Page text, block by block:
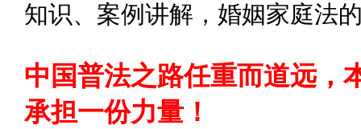
知识、案例讲解，婚姻家庭法
中国普法之路任重而道远，
承担一份力量！